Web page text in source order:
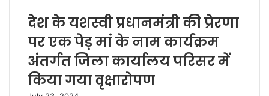
देश के यशस्वी प्रधानमंत्री की प्रेरणा
पर एक पेड़ मां के नाम कार्यक्रम
अंतर्गत जिला कार्यालय परिसर में
किया गया वृक्षारोपण